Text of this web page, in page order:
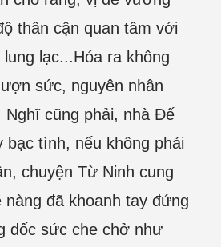
thân cận quan tâm với
lạc...Hóa ra không
sức, nguyên nhân
Nghĩ cũng phải, nhà Đế
tình, nếu không phải
chuyện Từ Ninh cung
đã khoanh tay đứng
dốc sức che chở như